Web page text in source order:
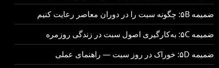
ضمیمه ۵B: چگونه سبت را در دوران معاصر رعایت کنیم
ضمیمه ۵C: به‌کارگیری اصول سبت در زندگی روزمره
ضمیمه ۵D: خوراک در روز سبت — راهنمای عملی